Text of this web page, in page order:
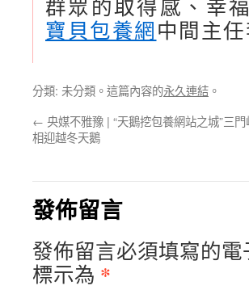
群眾的取得感、幸
寶貝包養網中間主
分類: 未分類。這篇內容的永久連結 。
← 央媒不雅豫 | “天鵝挖包養網站之城”三門
相迎越冬天鵝
發佈留言
發佈留言必須填寫的
標示為 *